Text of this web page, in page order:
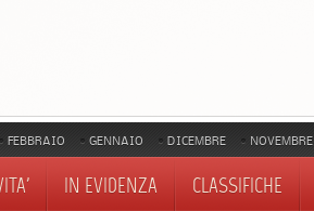
FEBBRAIO GENNAIO DICEMBRE NOVEMBRE
IN EVIDENZA CLASSIFICHE